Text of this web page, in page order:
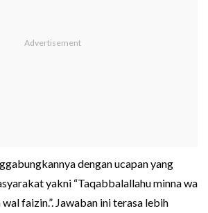
dengan ucapan yang
yakni “Taqabbalallahu minna wa
faizin.”. Jawaban ini terasa lebih